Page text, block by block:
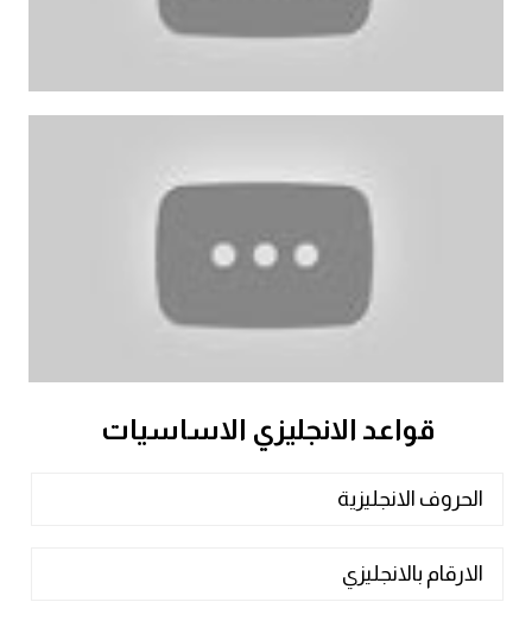
قواعد الانجليزي الاساسيات
الحروف الانجليزية
الارقام بالانجليزي